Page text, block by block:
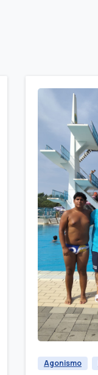
Agonismo